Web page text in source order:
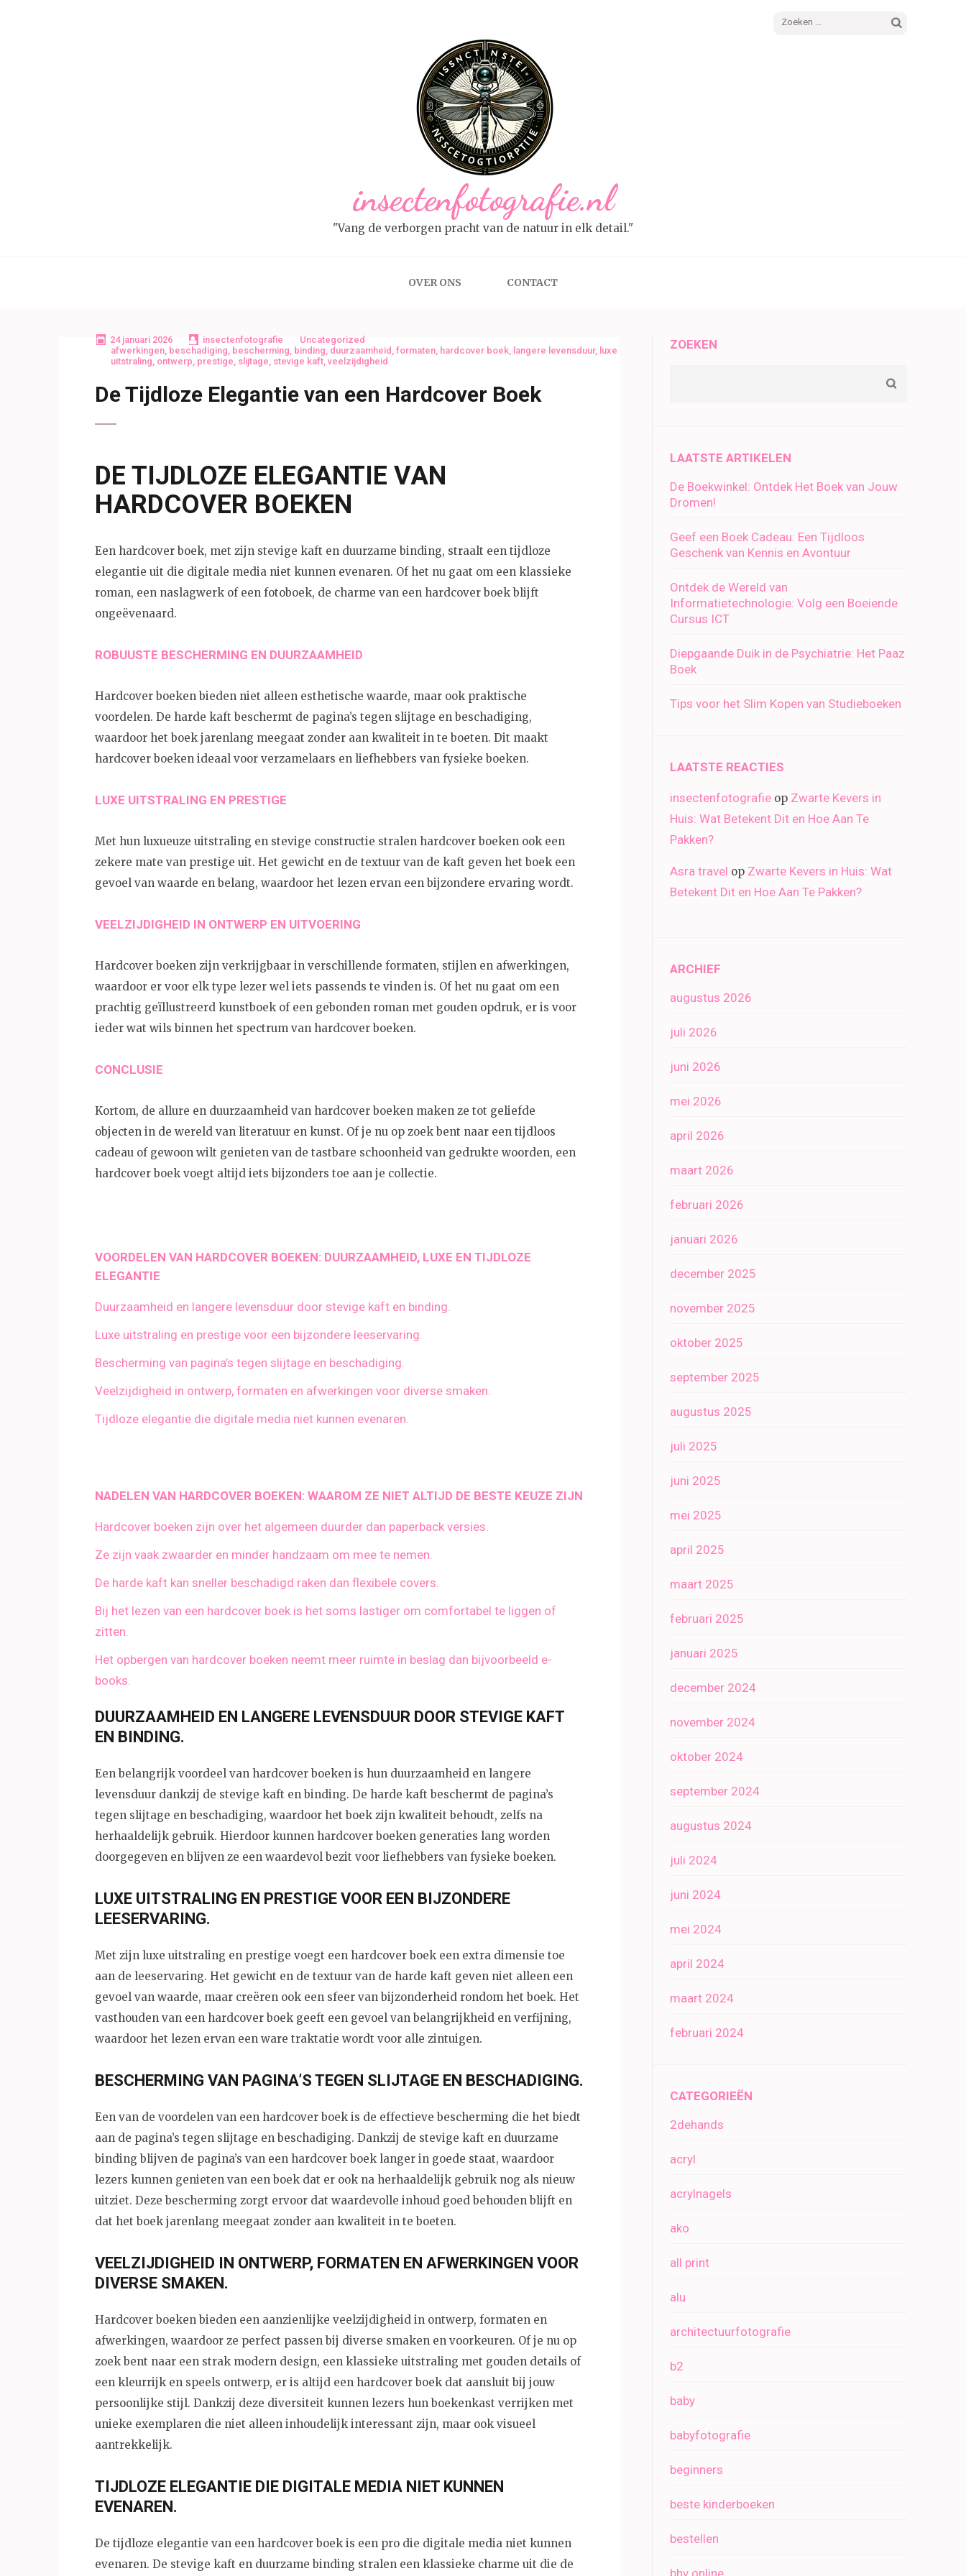
Zoeken
insectenfotografie.nl
"Vang de verborgen pracht van de natuur in elk detail."
OVER ONS CONTACT
24 januari 2026 insectenfotografie
Uncategorized
afwerkingen, beschadiging, bescherming, binding, duurzaamheid , formaten, hardcover boek, langere levensduur, luxe
uitstraling, ontwerp, prestige, slijtage, stevige kaft, veelzijdigheid
De Tijdloze Elegantie van een Hardcover Boek
DE TIJDLOZE ELEGANTIE VAN
HARDCOVER BOEKEN
Een hardcover boek, met zijn stevige kaft en duurzame binding, straalt een tijdloze
elegantie uit die digitale media niet kunnen evenaren. Of het nu gaat om een klassieke
roman, een naslagwerk of een fotoboek, de charme van een hardcover boek blijft
ongeëvenaard.
ROBUUSTE BESCHERMING EN DUURZAAMHEID
Hardcover boeken bieden niet alleen esthetische waarde, maar ook praktische
voordelen. De harde kaft beschermt de pagina’s tegen slijtage en beschadiging,
waardoor het boek jarenlang meegaat zonder aan kwaliteit in te boeten. Dit maakt
hardcover boeken ideaal voor verzamelaars en liefhebbers van fysieke boeken.
LUXE UITSTRALING EN PRESTIGE
Met hun luxueuze uitstraling en stevige constructie stralen hardcover boeken ook een
zekere mate van prestige uit. Het gewicht en de textuur van de kaft geven het boek een
gevoel van waarde en belang, waardoor het lezen ervan een bijzondere ervaring wordt.
VEELZIJDIGHEID IN ONTWERP EN UITVOERING
Hardcover boeken zijn verkrijgbaar in verschillende formaten, stijlen en afwerkingen,
waardoor er voor elk type lezer wel iets passends te vinden is. Of het nu gaat om een
prachtig geïllustreerd kunstboek of een gebonden roman met gouden opdruk, er is voor
ieder wat wils binnen het spectrum van hardcover boeken.
CONCLUSIE
Kortom, de allure en duurzaamheid van hardcover boeken maken ze tot geliefde
objecten in de wereld van literatuur en kunst. Of je nu op zoek bent naar een tijdloos
cadeau of gewoon wilt genieten van de tastbare schoonheid van gedrukte woorden, een
hardcover boek voegt altijd iets bijzonders toe aan je collectie.
VOORDELEN VAN HARDCOVER BOEKEN: DUURZAAMHEID, LUXE EN TIJDLOZE
ELEGANTIE
Duurzaamheid en langere levensduur door stevige kaft en binding.
Luxe uitstraling en prestige voor een bijzondere leeservaring.
Bescherming van pagina’s tegen slijtage en beschadiging.
Veelzijdigheid in ontwerp, formaten en afwerkingen voor diverse smaken.
Tijdloze elegantie die digitale media niet kunnen evenaren.
NADELEN VAN HARDCOVER BOEKEN: WAAROM ZE NIET ALTIJD DE BESTE KEUZE ZIJN
Hardcover boeken zijn over het algemeen duurder dan paperback versies.
Ze zijn vaak zwaarder en minder handzaam om mee te nemen.
De harde kaft kan sneller beschadigd raken dan flexibele covers.
Bij het lezen van een hardcover boek is het soms lastiger om comfortabel te liggen of
zitten.
Het opbergen van hardcover boeken neemt meer ruimte in beslag dan bijvoorbeeld e-
books.
DUURZAAMHEID EN LANGERE LEVENSDUUR DOOR STEVIGE KAFT
EN BINDING.
Een belangrijk voordeel van hardcover boeken is hun duurzaamheid en langere
levensduur dankzij de stevige kaft en binding. De harde kaft beschermt de pagina’s
tegen slijtage en beschadiging, waardoor het boek zijn kwaliteit behoudt, zelfs na
herhaaldelijk gebruik. Hierdoor kunnen hardcover boeken generaties lang worden
doorgegeven en blijven ze een waardevol bezit voor liefhebbers van fysieke boeken.
LUXE UITSTRALING EN PRESTIGE VOOR EEN BIJZONDERE
LEESERVARING.
Met zijn luxe uitstraling en prestige voegt een hardcover boek een extra dimensie toe
aan de leeservaring. Het gewicht en de textuur van de harde kaft geven niet alleen een
gevoel van waarde, maar creëren ook een sfeer van bijzonderheid rondom het boek. Het
vasthouden van een hardcover boek geeft een gevoel van belangrijkheid en verfijning,
waardoor het lezen ervan een ware traktatie wordt voor alle zintuigen.
BESCHERMING VAN PAGINA’S TEGEN SLIJTAGE EN BESCHADIGING.
Een van de voordelen van een hardcover boek is de effectieve bescherming die het biedt
aan de pagina’s tegen slijtage en beschadiging. Dankzij de stevige kaft en duurzame
binding blijven de pagina’s van een hardcover boek langer in goede staat, waardoor
lezers kunnen genieten van een boek dat er ook na herhaaldelijk gebruik nog als nieuw
uitziet. Deze bescherming zorgt ervoor dat waardevolle inhoud goed behouden blijft en
dat het boek jarenlang meegaat zonder aan kwaliteit in te boeten.
VEELZIJDIGHEID IN ONTWERP, FORMATEN EN AFWERKINGEN VOOR
DIVERSE SMAKEN.
Hardcover boeken bieden een aanzienlijke veelzijdigheid in ontwerp, formaten en
afwerkingen, waardoor ze perfect passen bij diverse smaken en voorkeuren. Of je nu op
zoek bent naar een strak modern design, een klassieke uitstraling met gouden details of
een kleurrijk en speels ontwerp, er is altijd een hardcover boek dat aansluit bij jouw
persoonlijke stijl. Dankzij deze diversiteit kunnen lezers hun boekenkast verrijken met
unieke exemplaren die niet alleen inhoudelijk interessant zijn, maar ook visueel
aantrekkelijk.
TIJDLOZE ELEGANTIE DIE DIGITALE MEDIA NIET KUNNEN
EVENAREN.
De tijdloze elegantie van een hardcover boek is een pro die digitale media niet kunnen
evenaren. De stevige kaft en duurzame binding stralen een klassieke charme uit die de
ZOEKEN
LAATSTE ARTIKELEN
De Boekwinkel: Ontdek Het Boek van Jouw
Dromen!
Geef een Boek Cadeau: Een Tijdloos
Geschenk van Kennis en Avontuur
Ontdek de Wereld van
Informatietechnologie: Volg een Boeiende
Cursus ICT
Diepgaande Duik in de Psychiatrie: Het Paaz
Boek
Tips voor het Slim Kopen van Studieboeken
LAATSTE REACTIES
insectenfotografie op Zwarte Kevers in
Huis: Wat Betekent Dit en Hoe Aan Te
Pakken?
Asra travel op Zwarte Kevers in Huis: Wat
Betekent Dit en Hoe Aan Te Pakken?
ARCHIEF
augustus 2026
juli 2026
juni 2026
mei 2026
april 2026
maart 2026
februari 2026
januari 2026
december 2025
november 2025
oktober 2025
september 2025
augustus 2025
juli 2025
juni 2025
mei 2025
april 2025
maart 2025
februari 2025
januari 2025
december 2024
november 2024
oktober 2024
september 2024
augustus 2024
juli 2024
juni 2024
mei 2024
april 2024
maart 2024
februari 2024
CATEGORIEËN
2dehands
acryl
acrylnagels
ako
all print
alu
architectuurfotografie
b2
baby
babyfotografie
beginners
beste kinderboeken
bestellen
bhv online